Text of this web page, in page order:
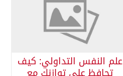
علم النفس التداولي: كيف